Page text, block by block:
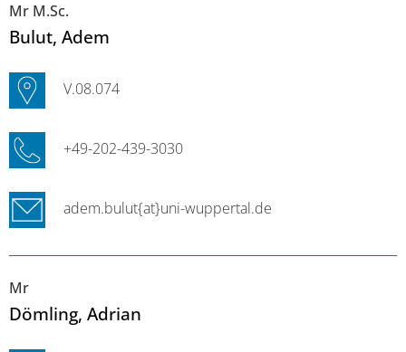
Mr M.Sc.
Bulut, Adem
V.08.074
+49-202-439-3030
adem.bulut{at}uni-wuppertal.de
Mr
Dömling, Adrian